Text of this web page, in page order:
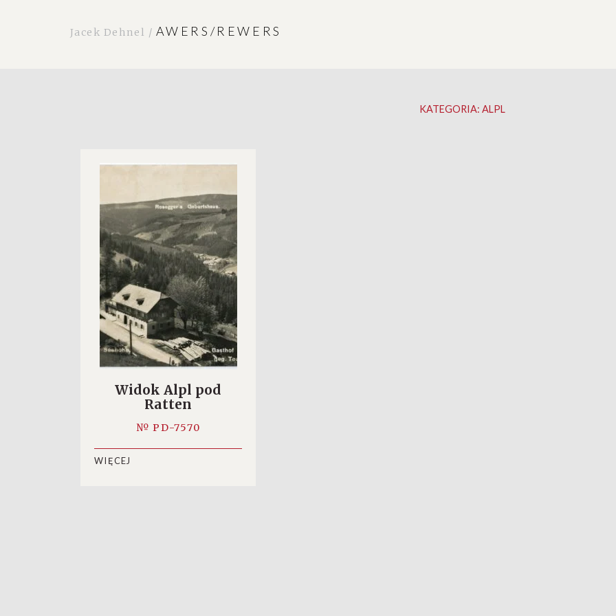
Jacek Dehnel / AWERS/REWERS
KATEGORIA: ALPL
Widok Alpl pod
Ratten
№ PD-7570
WIĘCEJ